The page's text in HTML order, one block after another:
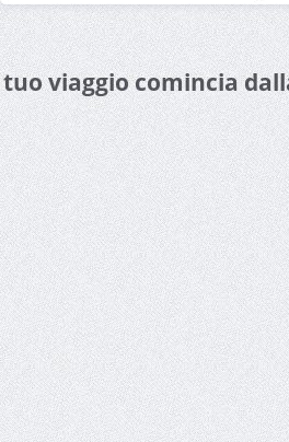
viaggio comincia